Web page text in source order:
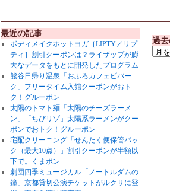
最近の記事
ボディメイクホットヨガ［LIPTY／リプ
ティ］割引クーポンは？ライザップが膨
大なデータをもとに開発したプログラム
熊谷日帰り温泉「おふろカフェビバー
ク」フリータイム入館クーポンがおト
ク！グルーポン
太陽のトマト麺「太陽のチーズラーメ
ン」「ちびリゾ」太陽系ラーメンがクー
ポンでおトク！グルーポン
宅配クリーニング「せんたく便保管パッ
ク（最大10点）」割引クーポンが半額以
下で。くまポン
劇団四季ミュージカル「ノートルダムの
鐘」京都貸切公演チケットがルクサに登
過